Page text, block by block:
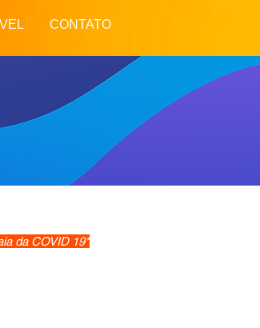
CONTATO
CONTATO
da COVID 19*